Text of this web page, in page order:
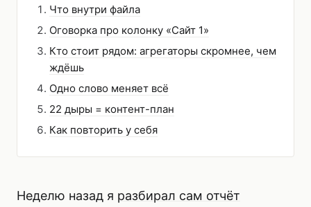
Что внутри файла
Оговорка про колонку «Сайт 1»
Кто стоит рядом: агрегаторы скромнее, чем
ждёшь
Одно слово меняет всё
22 дыры = контент-план
Как повторить у себя
Неделю назад я разбирал сам отчёт